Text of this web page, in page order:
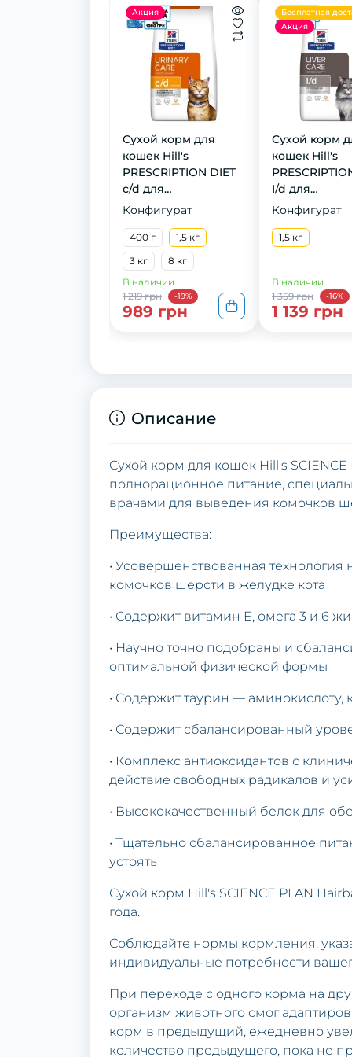
Акция
Сухой корм для
кошек Hill's
PRESCRIPTION DIET
c/d для
поддержания
мочевыводящих
путей с курицей, 1,5
кг
Конфигурат
400 г
1,5 кг
3 кг
8 кг
В наличии
1 219 грн
-19%
989 грн
Бесплатная
Акция
Сухой корм
кошек Hill's
I/d для
курицей, 1,5
Конфигурат
1,5 кг
В наличии
1 359 грн
-16%
1 139 грн
Описание
Сухой корм для кошек Hill's
полнорационное питание,
врачами для выведения комочков
Преимущества:
• Усовершенствованная
комочков шерсти в желудке кота
• Содержит витамин E, омега 3 и 6
• Научно точно подобраны и
оптимальной физической формы
• Содержит таурин —
• Содержит сбалансированный
• Комплекс антиоксидантов с
действие свободных радикалов и
• Высококачественный белок для
• Тщательно сбалансированное
устоять
Сухой корм Hill's SCIENCE PLAN
года.
Соблюдайте нормы кормления,
индивидуальные потребности
При переходе с одного корма на
организм животного смог
корм в предыдущий, ежедневно
количество предыдущего, пока не